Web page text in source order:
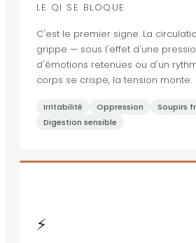
LE QI SE BLOQUE
C'est le premier signe. La
grippe — sous l'effet d'une
d'émotions retenues ou d'un
corps se crispe, la tension monte.
Irritabilité Oppression
Soupirs
Digestion sensible
⚡